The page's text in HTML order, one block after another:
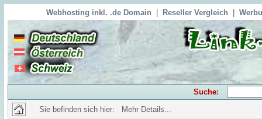
Webhosting inkl. .de Domain Reseller Vergleich
Suche:
Sie befinden sich hier: Mehr Details...